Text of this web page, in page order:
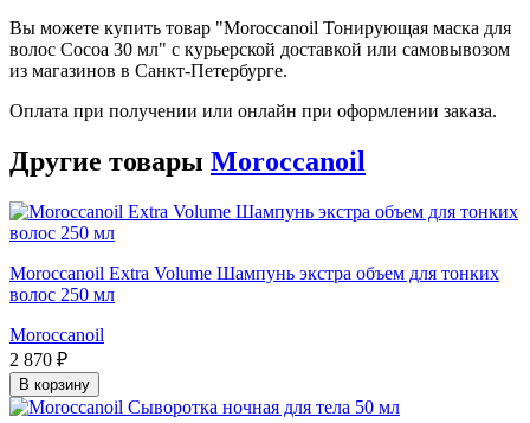
Вы можете купить товар "Moroccanoil Тонирующая маска для
волос Cocoa 30 мл" с курьерской доставкой или самовывозом
из магазинов в Санкт-Петербурге.
Оплата при получении или онлайн при оформлении заказа.
Другие товары Moroccanoil
Moroccanoil Extra Volume Шампунь экстра объем для тонких
волос 250 мл
Moroccanoil
2 870 ₽
В корзину